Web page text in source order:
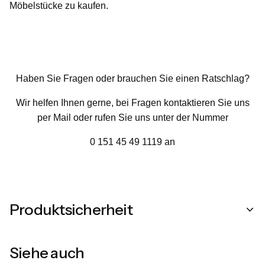
Möbelstücke zu kaufen.
Haben Sie Fragen oder brauchen Sie einen Ratschlag?
Wir helfen Ihnen gerne, bei Fragen kontaktieren Sie uns
per Mail oder rufen Sie uns unter der Nummer
0 151 45 49 1119 an
Produktsicherheit
Siehe auch